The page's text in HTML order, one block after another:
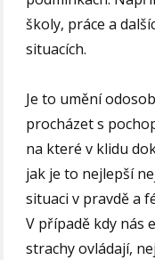
školy, práce a
situacích.
Je to umění
procházet s
na které v klidu
jak je to nejlepší
situaci v pravdě a
V případě kdy nás
strachy ovládají,